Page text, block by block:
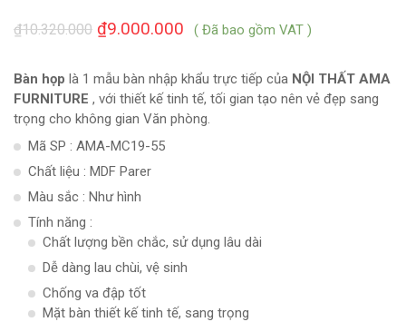
10.320.000
₫ 9.000.000
₫ ( Đã bao gồm VAT )
Bàn họp là 1 mẫu bàn nhập khẩu trực tiếp của NỘI THẤT AMA
FURNITURE , với thiết kế tinh tế, tối gian tạo nên vẻ đẹp sang
trọng cho không gian Văn phòng.
Mã SP : AMA-MC19-55
Chất liệu : MDF Parer
Màu sắc : Như hình
Tính năng :
Chất lượng bền chắc, sử dụng lâu dài
Dễ dàng lau chùi, vệ sinh
Chống va đập tốt
Mặt bàn thiết kế tinh tế, sang trọng